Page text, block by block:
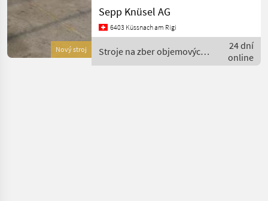
Nový stroj
Fussgestell Stroje na zber
objemových krmív Prstové
a dvojnožnicové trávne
Sepp Knüsel AG
6403 Küssnach am Rigi
Stroje na zber objemových
krmív / Sonstige
24 dní
online